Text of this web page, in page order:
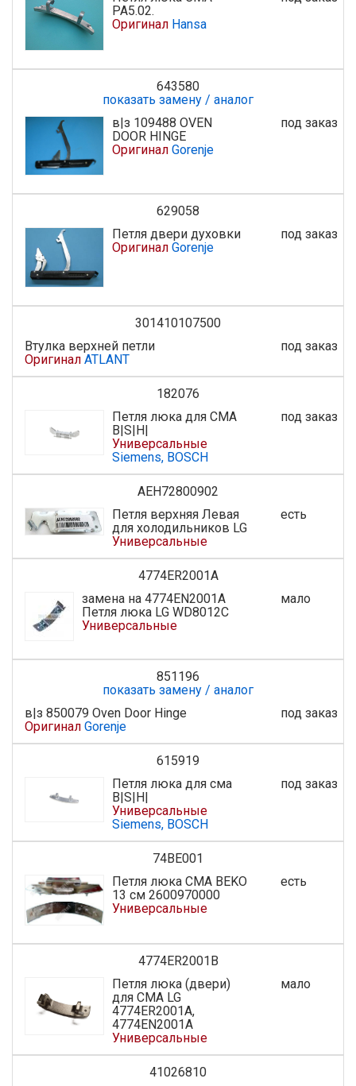
PA5.02.
Оригинал Hansa
643580
показать замену / аналог
в|з 109488 OVEN
DOOR HINGE
Оригинал Gorenje
под заказ
629058
Петля двери духовки
Оригинал Gorenje
под заказ
301410107500
Втулка верхней петли
Оригинал ATLANT
под заказ
182076
Петля люка для СМА
B|S|H|
Универсальные
Siemens, BOSCH
под заказ
AEH72800902
Петля верхняя Левая
для холодильников LG
Универсальные
есть
4774ER2001A
замена на 4774EN2001A
Петля люка LG WD8012C
Универсальные
мало
851196
показать замену / аналог
в|з 850079 Oven Door Hinge
Оригинал Gorenje
под заказ
615919
Петля люка для сма
B|S|H|
Универсальные
Siemens, BOSCH
под заказ
74BE001
Петля люка СМА BEKO
13 см 2600970000
Универсальные
есть
4774ER2001B
Петля люка (двери)
для СМА LG
4774ER2001A,
4774EN2001A
Универсальные
мало
41026810